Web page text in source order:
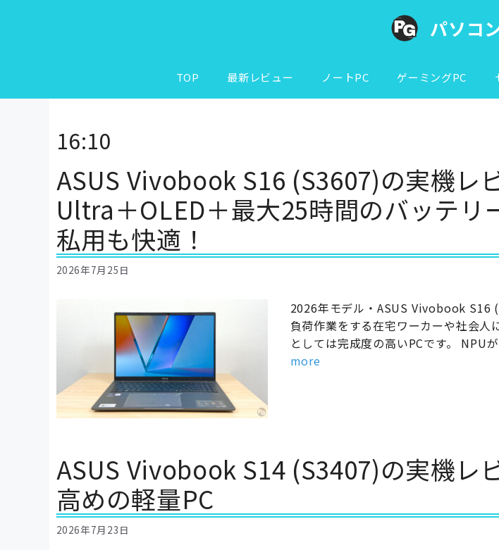
へ
パソコ
TOP 最新レビュー ノートPC ゲーミングPC
16:10
ASUS Vivobook S16 (S3607)の実機レ
Ultra＋OLED＋最大25時間のバッテリ
私用も快適！
2026年7月25日
2026年モデル・ASUS Vivobook S16
負荷作業をする在宅ワーカーや社会人
としては完成度の高いPCです。 NPU
more
ASUS Vivobook S14 (S3407)の実機レ
高めの軽量PC
2026年7月23日